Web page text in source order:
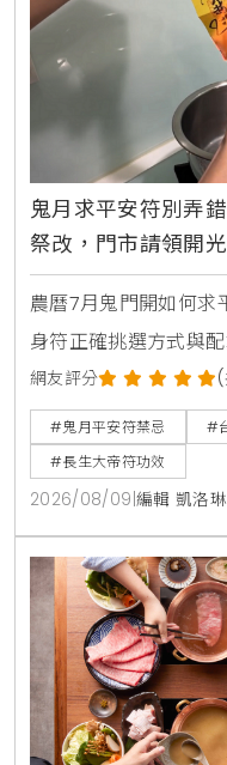
鬼月求平安符別弄
祭改，門市請領開
看
農曆7月鬼門開如何
身符正確挑選方式與
太上老君大八卦護身
會失效。台北霞海城
一次看。
網友評分
#鬼月平安符禁忌
#
#長生大帝符功效
2026/08/09 編輯 凱洛